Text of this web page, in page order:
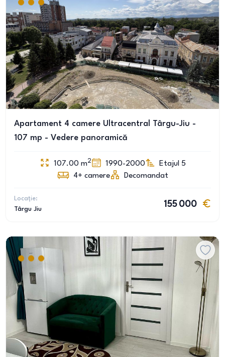
Apartament 4 camere Ultracentral Târgu-Jiu -
107 mp - Vedere panoramică
107.00 m2 1990-2000
Etajul 5
4+ camere Decomandat
Locație:
Târgu Jiu
155 000